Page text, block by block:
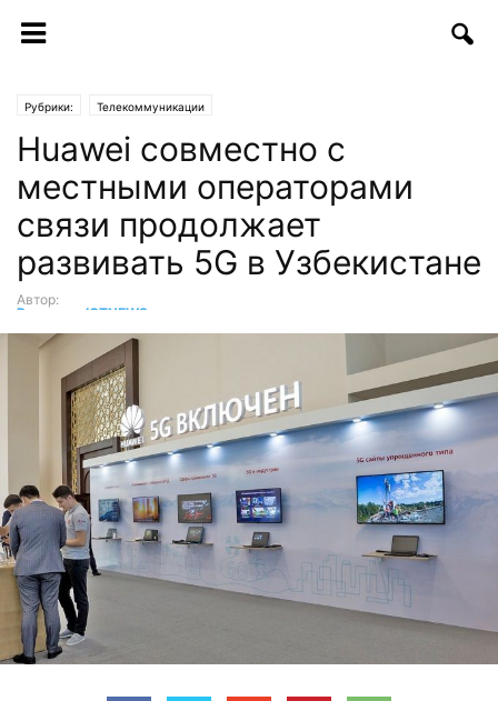
Рубрики: Телекоммуникации
Huawei совместно с
местными операторами
связи продолжает
развивать 5G в Узбекистане
Автор:
Редакция ICTNEWS